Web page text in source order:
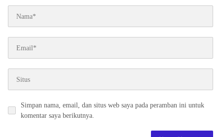
Simpan nama, email, dan situs web saya pada peramban ini untuk
komentar saya berikutnya.